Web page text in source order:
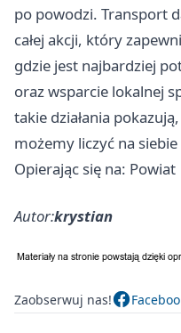
po powodzi. Transport
całej akcji, który
gdzie jest najbardziej
oraz wsparcie lokalnej
takie działania
możemy liczyć na
Opierając się na: Powiat
Autor:krystian
Zaobserwuj nas!